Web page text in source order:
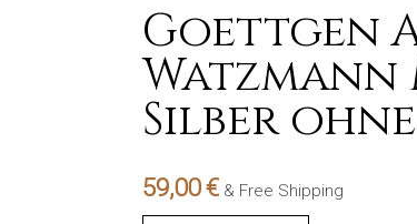
Goettgen
Watzmann
Silber
59,00€ & Free Shipping